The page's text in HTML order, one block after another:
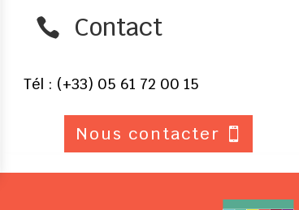
 Contact
Tél : (+33) 05 61 72 00 15
Nous contacter